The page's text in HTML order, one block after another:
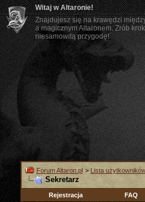
Witaj w Altaronie!
Znajdujesz się na krawędzi
a magicznym Altaronem. Zrób
niesamowitą przygodę!
Forum Altaron.pl > Lista
Sekretarz
Rejestracja FAQ